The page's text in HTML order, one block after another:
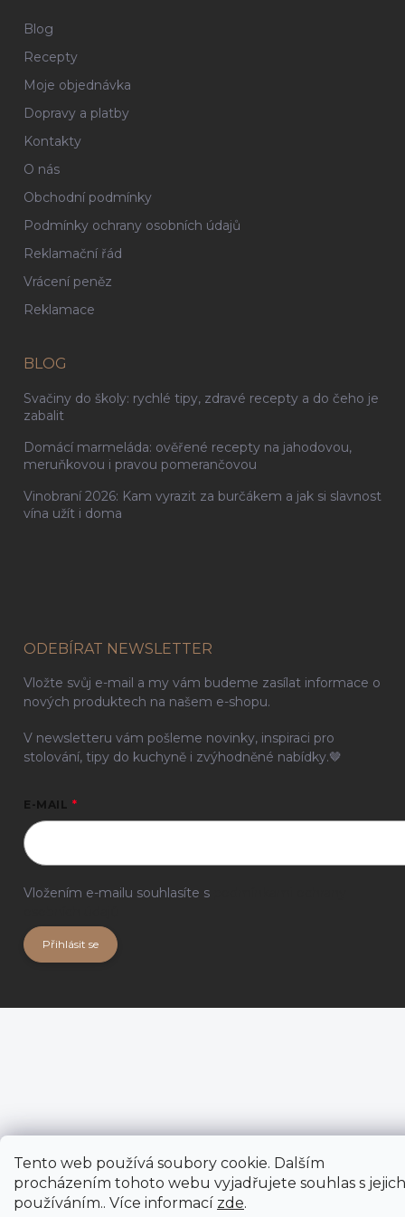
Tento web používá soubory cookie. Dalším
procházením tohoto webu vyjadřujete souhlas s jejich
používáním.. Více informací zde.
Blog
Recepty
Moje objednávka
Dopravy a platby
Kontakty
O nás
Obchodní podmínky
Podmínky ochrany osobních údajů
Reklamační řád
Vrácení peněz
Reklamace
BLOG
Svačiny do školy: rychlé tipy, zdravé recepty a do čeho je
zabalit
Domácí marmeláda: ověřené recepty na jahodovou,
meruňkovou i pravou pomerančovou
Vinobraní 2026: Kam vyrazit za burčákem a jak si slavnost
vína užít i doma
ODEBÍRAT NEWSLETTER
Vložte svůj e-mail a my vám budeme zasílat informace o
nových produktech na našem e-shopu.
V newsletteru vám pošleme novinky, inspiraci pro
stolování, tipy do kuchyně i zvýhodněné nabídky.🤎
E-MAIL
Vložením e-mailu souhlasíte s
Přihlásit se